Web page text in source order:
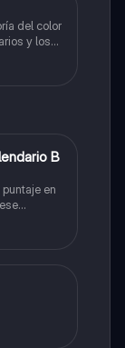
del color
y los
B
en
que
la que te